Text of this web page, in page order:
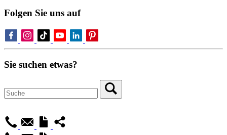
Folgen Sie uns auf
Sie suchen etwas?